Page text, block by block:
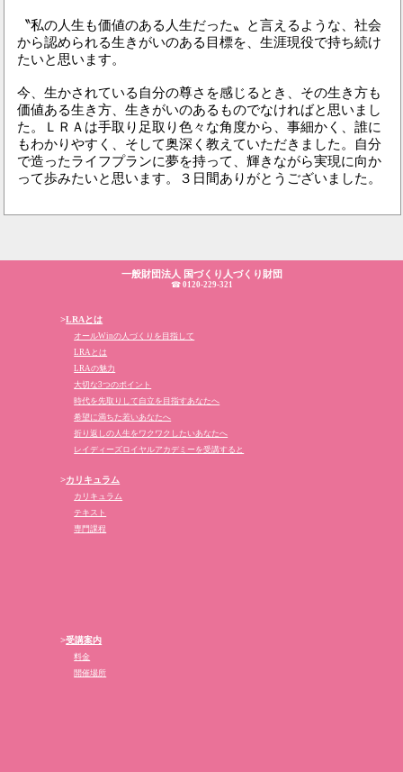
〝私の人生も価値のある人生だった〟と言えるような、社会
から認められる生きがいのある目標を、生涯現役で持ち続け
たいと思います。
今、生かされている自分の尊さを感じるとき、その生き方も
価値ある生き方、生きがいのあるものでなければと思いまし
た。ＬＲＡは手取り足取り色々な角度から、事細かく、誰に
もわかりやすく、そして奥深く教えていただきました。自分
で造ったライフプランに夢を持って、輝きながら実現に向か
って歩みたいと思います。３日間ありがとうございました。
一般財団法人 国づくり人づくり財団
☎ 0120-229-321
>LRAとは
オールWinの人づくりを目指して
LRAとは
LRAの魅力
大切な3つのポイント
時代を先取りして自立を目指すあなたへ
希望に満ちた若いあなたへ
折り返しの人生をワクワクしたいあなたへ
レイディーズロイヤルアカデミーを受講すると
>カリキュラム
カリキュラム
テキスト
専門課程
>受講案内
料金
開催場所